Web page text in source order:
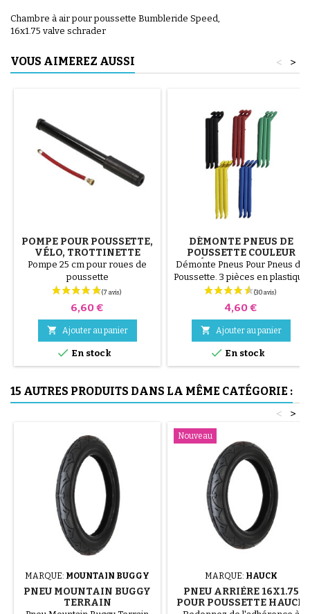
Chambre à air pour poussette Bumbleride Speed,
16x1.75 valve schrader
VOUS AIMEREZ AUSSI >
<
POMPE POUR POUSSETTE,
VÉLO, TROTTINETTE
Pompe 25 cm pour roues de
poussette
Prix
6,60 €
 Ajouter au panier
 En stock
DÉMONTE PNEUS DE
POUSSETTE COULEUR
ALÉATOIRE 1 LOT DE 3
PIÈCES
Démonte Pneus Pour Pneus de
Poussette. 3 pièces en plastique
de haute qualité, couleur
aléatoire, noir, rouge, vert,
jaune et bleu ou 3 pièces en
acier ( gris ) Le montage du
uniquement à la main, cela évite
de percer la chambre à air.
Prix
4,60 €
 Ajouter au panier
 En stock
15 AUTRES PRODUITS DANS LA MÊME CATÉGORIE :
>
<
MARQUE: MOUNTAIN BUGGY
PNEU MOUNTAIN BUGGY
TERRAIN
Nouveau
MARQUE: HAUCK
PNEU ARRIÈRE 16X1.75
POUR POUSSETTE HAUCK